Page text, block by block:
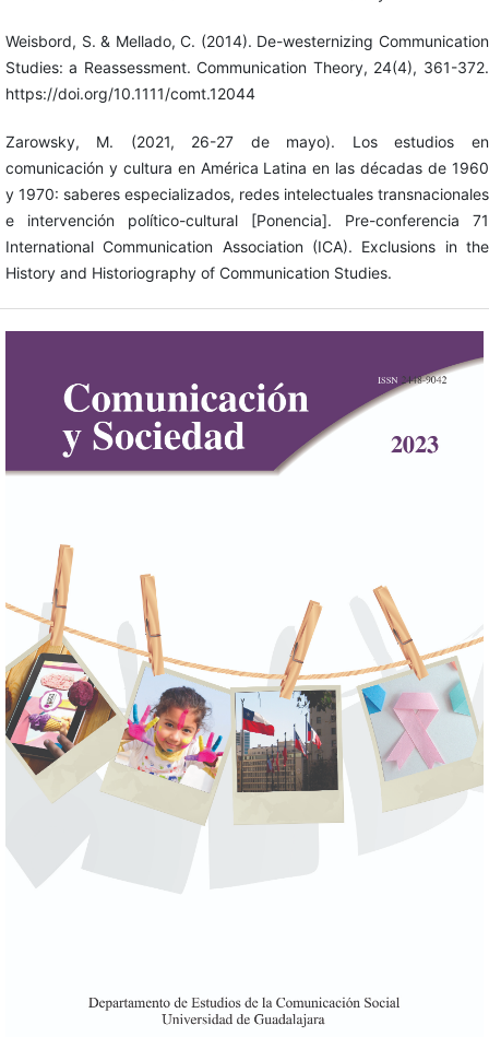
Weisbord, S. & Mellado, C. (2014). De-westernizing Communication
Studies: a Reassessment. Communication Theory, 24(4), 361-372.
https://doi.org/10.1111/comt.12044
Zarowsky, M. (2021, 26-27 de mayo). Los estudios en
comunicación y cultura en América Latina en las décadas de 1960
y 1970: saberes especializados, redes intelectuales transnacionales
e intervención político-cultural [Ponencia]. Pre-conferencia 71
International Communication Association (ICA). Exclusions in the
History and Historiography of Communication Studies.